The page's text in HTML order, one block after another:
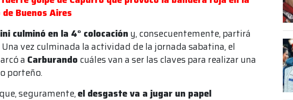
Buenos Aires
culminó en la 4° colocación y, consecuentemente, partirá
vez culminada la actividad de la jornada sabatina, el
a Carburando cuáles van a ser las claves para realizar una
porteño.
seguramente,el desgaste va a jugar un papel